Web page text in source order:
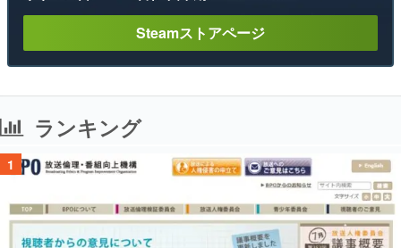
Steamストアページ
ランキング
1